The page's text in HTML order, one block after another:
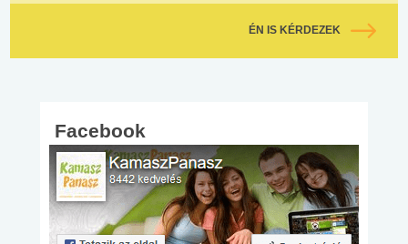
ÉN IS KÉRDEZEK
Facebook